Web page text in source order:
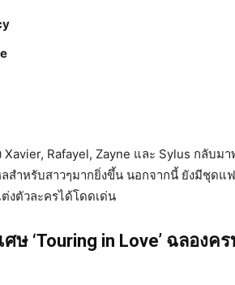
Rafayel, Zayne และ Sylus กลับม
สำหรับสาวๆมากยิ่งขึ้น นอกจากนี้ ยังมีชุดแ
งตัวละครได้โดดเด่น
ษ ‘Touring in Love’ ฉลองคร